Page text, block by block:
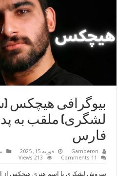
بیوگرافی
لشگری) ملقب به
فارس
Gamberon فوریه 15, 2025
11 Comments
213 Views
سروش لشکری با اسم هنری هیچکس از